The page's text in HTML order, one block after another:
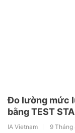
Đo lường mức
bằng TEST
IA Vietnam 9 Tháng